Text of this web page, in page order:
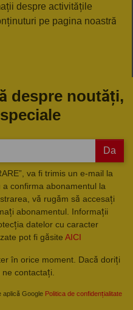
despre activitățile
pe pagina noastră
despre noutăți,
Da
va fi trimis un e-mail la
confirma abonamentul la
vă rugăm să accesați
abonamentul. Informații
datelor cu caracter
pot fi găsite AICI
în orice moment. Dacă doriți
contactați.
aplică Google Politica de confidențialitate